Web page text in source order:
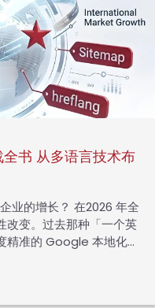
书 从多语言技术布
业的增长？ 在2026 年全
改变。过去那种「一个英
精准的 Google 本地化算